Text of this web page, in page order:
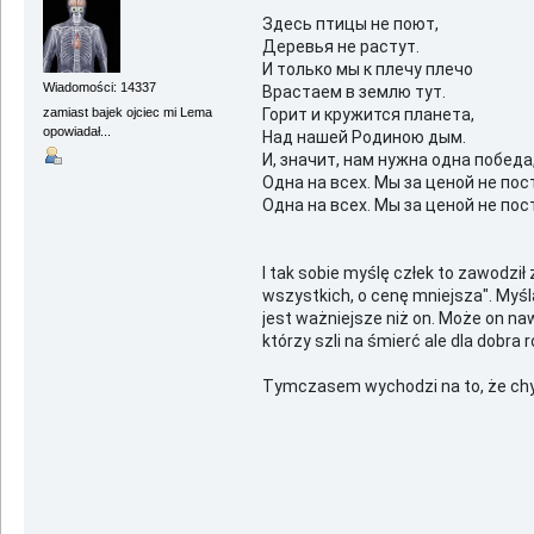
Wiadomości: 14337
zamiast bajek ojciec mi Lema
opowiadał...
Здесь птицы не поют,
Деревья не растут.
И только мы к плечу плечо
Врастаем в землю тут.
Горит и кружится планета,
Hад нашей Родиною дым.
И, значит, нам нужна одна
Одна на всех. Мы за ценой не
Одна на всех. Мы за ценой не
I tak sobie myślę człek to
wszystkich, o cenę mniejsza".
jest ważniejsze niż on. Może on
którzy szli na śmierć ale dla dobra
Tymczasem wychodzi na to, że